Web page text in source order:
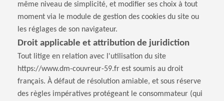
même niveau de simplicité, et modifier ses choix à tout
moment via le module de gestion des cookies du site ou
les réglages de son navigateur.
Droit applicable et attribution de juridiction
Tout litige en relation avec l'utilisation du site
https://www.dm-couvreur-59.fr est soumis au droit
français. À défaut de résolution amiable, et sous réserve
des règles impératives protégeant le consommateur (qui